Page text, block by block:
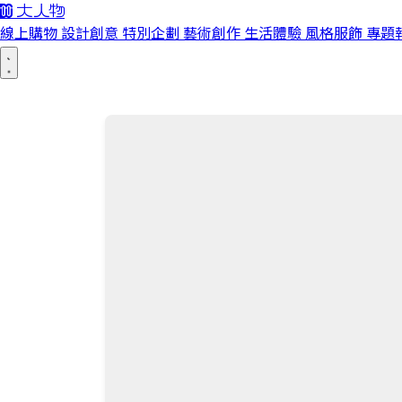
線上購物 設計創意 特別企劃 藝術創作 生活體驗 風格服飾 專題